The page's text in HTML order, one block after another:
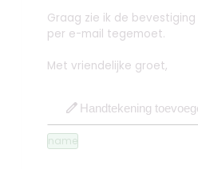
Graag zie ik de
per e-mail tegemoet.
Met vriendelijke groet,
edit Handtekening
name